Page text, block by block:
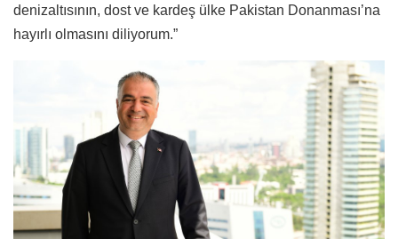
denizaltısının, dost ve kardeş ülke Pakistan Donanması’na
hayırlı olmasını diliyorum.”